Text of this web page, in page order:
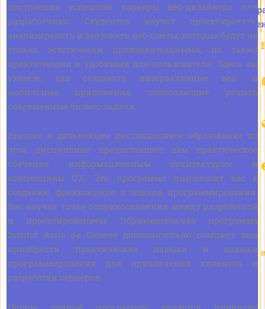
построения успешной карьеры веб-дизайнера или
разработчика. Студентов научат проектировать,
анализировать и запускать веб-сайты, которые будут не
только эстетически привлекательными, но также
практичными и удобными для пользователя. Здесь вы
узнаете, как создавать интерактивные веб- и
мобильные приложения, позволяющие решать
современные бизнес-задачи.
Высшее и дальнейшее дистанционное образование по
этой дисциплине предоставляет вам практическое
обучение информационным архитектурам и
концепциям UX. Эта программа подготовит вас к
созданию фреймворков и языков программирования.
Вас научат точке соприкосновения между разработкой
и проектированием. Образовательная программа
Institut Avrio de Genève дополнительно поможет вам
приобрести практические навыки и навыки
программирования для привлечения клиентов и
разработки серверов.